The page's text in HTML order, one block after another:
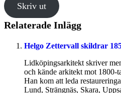
Skriv ut
Relaterade Inlägg
Helgo Zettervall skildrar
Lidköpingsarkitekt skriver
och kände arkitekt mot 1800-
Han kom att leda
Lund, Strängnäs, Skara,